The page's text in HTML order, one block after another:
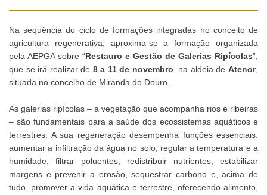
Na sequência do ciclo de formações integradas no conceito de
agricultura regenerativa, aproxima-se a formação organizada
pela AEPGA sobre “Restauro e Gestão de Galerias Ripícolas”,
que se irá realizar de 8 a 11 de novembro , na aldeia deAtenor,
situada no concelho de Miranda do Douro.
As galerias ripícolas – a vegetação que acompanha rios e ribeiras
– são fundamentais para a saúde dos ecossistemas aquáticos e
terrestres. A sua regeneração desempenha funções essenciais:
aumentar a infiltração da água no solo, regular a temperatura e a
humidade, filtrar poluentes, redistribuir nutrientes, estabilizar
margens e prevenir a erosão, sequestrar carbono e, acima de
tudo, promover a vida aquática e terrestre, oferecendo alimento,